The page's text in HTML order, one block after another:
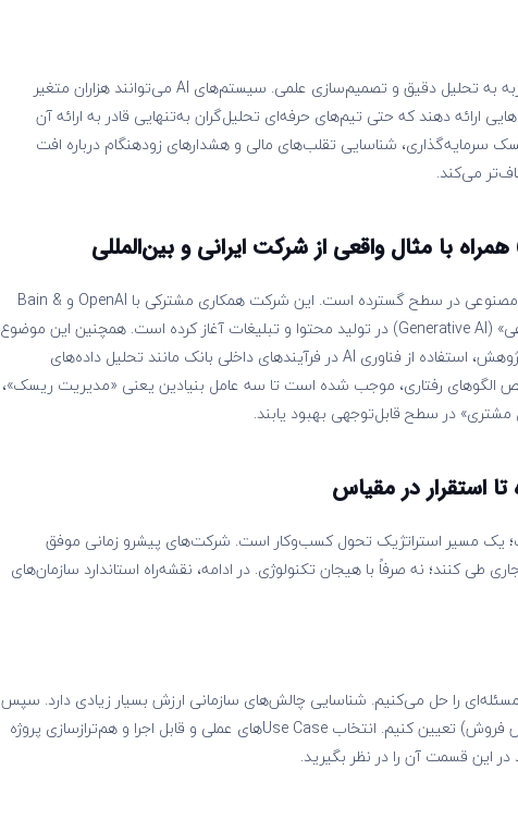
هوش مصنوعی در واحد مالی یعنی تبدیل حدس و تجربه به تحلیل دقیق و تصمیم‌سازی علمی. سیستم‌های AI می‌توانند هزاران متغیر
ارائه دهند که حتی تیم‌های حرفه‌ای تحلیل‌گران به‌تنهایی قادر به ارائه آن
سرمایه‌گذاری، شناسایی تقلب‌های مالی و هشدارهای زودهنگام درباره افت
با مثال واقعی از شرکت ایرانی و بین‌المللی
شرکت Coca-Cola یکی از پیشگامان به‌کارگیری هوش مصنوعی در سطح گسترده است. این شرکت همکاری مشترکی با OpenAI و Bain &
Company برای استفاده از فناوری ‌«مولد هوش مصنوعی» (Generative AI) در تولید محتوا و تبلیغات آغاز کرده است. همچنین این موضوع
را در ایران می‌توان برای بانک ملی ایران دید. طبق این پژوهش، استفاده از فناوری AI در فرآیندهای داخلی بانک مانند تحلیل داده‌های
الگوهای رفتاری، موجب شده است تا سه عامل بنیادین یعنی «مدیریت ریسک»،
در سطح قابل‌توجهی بهبود یابند.
استقرار در مقیاس
یک مسیر استراتژیک تحول کسب‌وکار است. شرکت‌های پیشرو زمانی موفق
طی کنند؛ نه صرفاً با هیجان تکنولوژی. در ادامه، نقشه‌راه استاندارد سازمان‌های
مسئله‌ای را حل می‌کنیم. شناسایی چالش‌های سازمانی ارزش بسیار زیادی دارد. سپس
باید اهداف قابل اندازه‌گیری (مثل کاهش هزینه، افزایش فروش) تعیین کنیم. انتخاب Use Caseهای عملی و قابل اجرا و هم‌ترازسازی پروژه